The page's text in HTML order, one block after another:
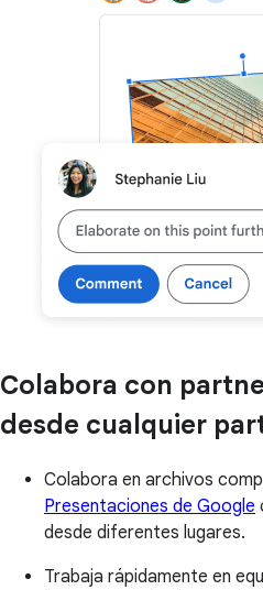
Colabora con
desde cualquier
Colabora en archivos
Presentaciones de Google
desde diferentes lugares.
Trabaja rápidamente en